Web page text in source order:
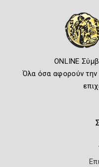
ONLINE
Όλα όσα αφορούν την